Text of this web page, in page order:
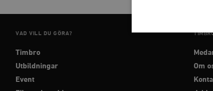
VAD VILL DU GÖRA?
Timbro
Utbildningar
Event
Om
Strikt nödvändiga kakor